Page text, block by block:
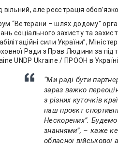
вільний, але реєстрація
“Ветерани – шлях додому”
соціального захисту та
сили України”,
Ради з Прав Людини за
UNDP Ukraine / ПРООН в
“Ми раді бути
зараз важко
з різних куточків
наш проєкт
Нескорених”.
знаннями”, – каже
обласної військової